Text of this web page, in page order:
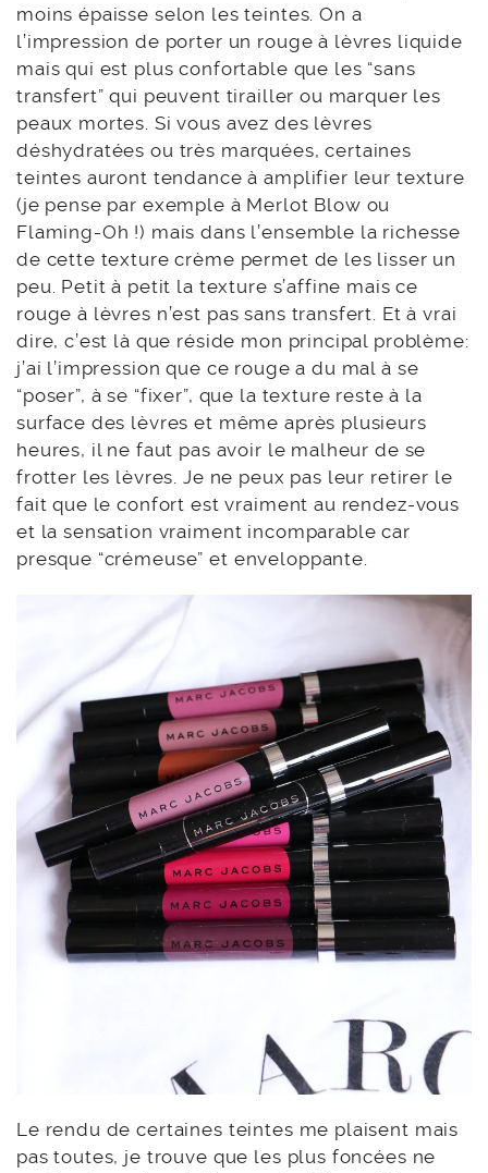
moins épaisse selon les teintes. On a
l’impression de porter un rouge à lèvres liquide
mais qui est plus confortable que les “sans
transfert” qui peuvent tirailler ou marquer les
peaux mortes. Si vous avez des lèvres
déshydratées ou très marquées, certaines
teintes auront tendance à amplifier leur texture
(je pense par exemple à Merlot Blow ou
Flaming-Oh !) mais dans l’ensemble la richesse
de cette texture crème permet de les lisser un
peu. Petit à petit la texture s’affine mais ce
rouge à lèvres n’est pas sans transfert. Et à vrai
dire, c’est là que réside mon principal problème:
j’ai l’impression que ce rouge a du mal à se
“poser”, à se “fixer”, que la texture reste à la
surface des lèvres et même après plusieurs
heures, il ne faut pas avoir le malheur de se
frotter les lèvres. Je ne peux pas leur retirer le
fait que le confort est vraiment au rendez-vous
et la sensation vraiment incomparable car
presque “crémeuse” et enveloppante.
Le rendu de certaines teintes me plaisent mais
pas toutes, je trouve que les plus foncées ne